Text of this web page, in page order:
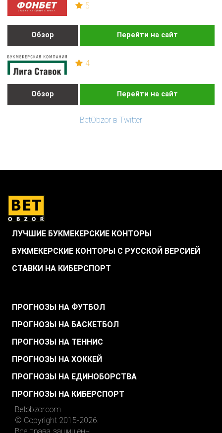
5
Обзор Перейти на сайт
4
Обзор Перейти на сайт
BetObzor в Twitter
ЛУЧШИЕ БУКМЕКЕРСКИЕ КОНТОРЫ
БУКМЕКЕРСКИЕ КОНТОРЫ С РУССКОЙ ВЕРСИЕЙ
СТАВКИ НА КИБЕРСПОРТ
ПРОГНОЗЫ НА ФУТБОЛ
ПРОГНОЗЫ НА БАСКЕТБОЛ
ПРОГНОЗЫ НА ТЕННИС
ПРОГНОЗЫ НА ХОККЕЙ
ПРОГНОЗЫ НА ЕДИНОБОРСТВА
ПРОГНОЗЫ НА КИБЕРСПОРТ
Betobzor.com
© Copyright 2015-2026.